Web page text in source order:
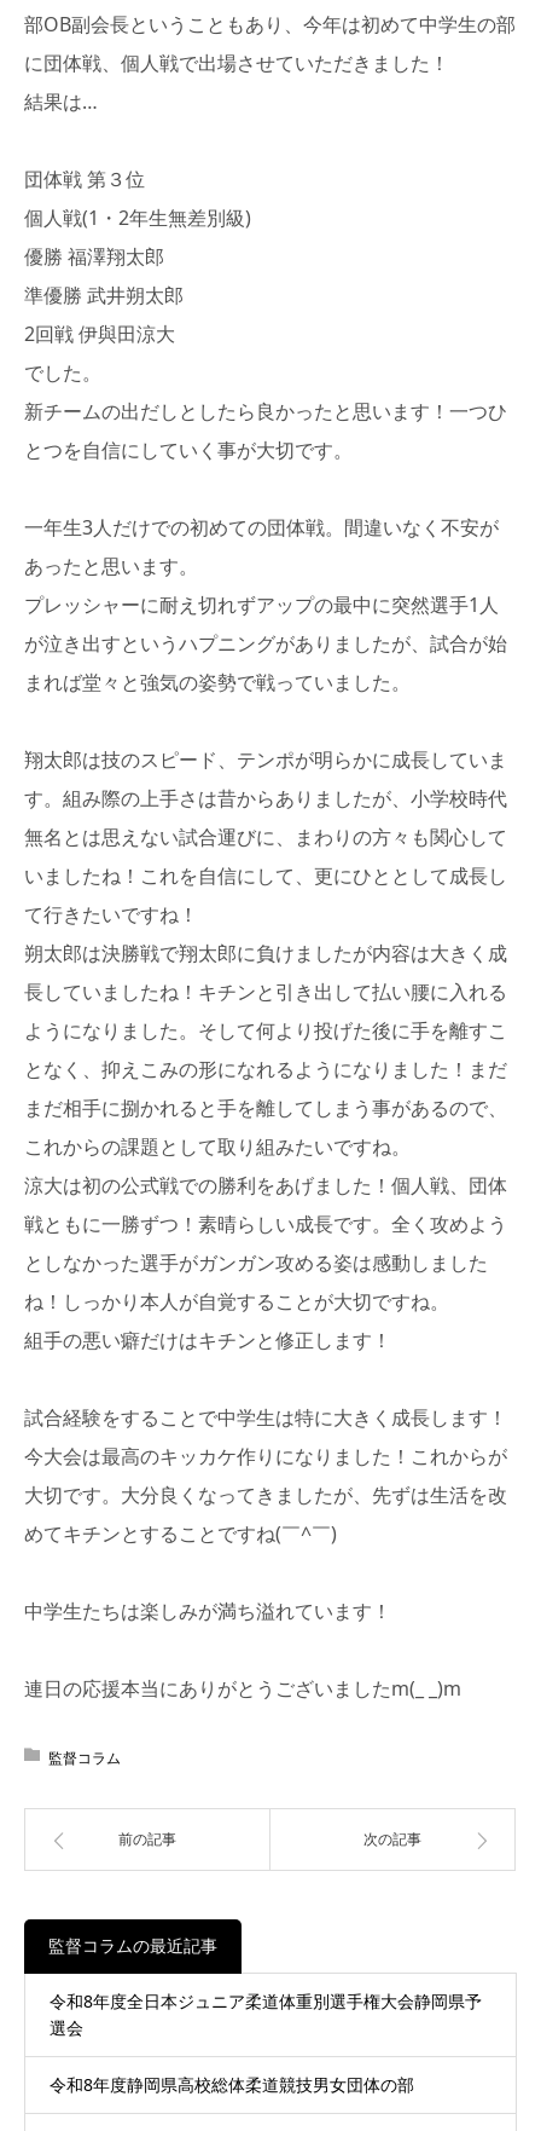
部OB副会長ということもあり、今年は初めて中学生の部
に団体戦、個人戦で出場させていただきました！
結果は…
団体戦 第３位
個人戦(1・2年生無差別級)
優勝 福澤翔太郎
準優勝 武井朔太郎
2回戦 伊與田涼大
でした。
新チームの出だしとしたら良かったと思います！一つひ
とつを自信にしていく事が大切です。
一年生3人だけでの初めての団体戦。間違いなく不安が
あったと思います。
プレッシャーに耐え切れずアップの最中に突然選手1人
が泣き出すというハプニングがありましたが、試合が始
まれば堂々と強気の姿勢で戦っていました。
翔太郎は技のスピード、テンポが明らかに成長していま
す。組み際の上手さは昔からありましたが、小学校時代
無名とは思えない試合運びに、まわりの方々も関心して
いましたね！これを自信にして、更にひととして成長し
て行きたいですね！
朔太郎は決勝戦で翔太郎に負けましたが内容は大きく成
長していましたね！キチンと引き出して払い腰に入れる
ようになりました。そして何より投げた後に手を離すこ
となく、抑えこみの形になれるようになりました！まだ
まだ相手に捌かれると手を離してしまう事があるので、
これからの課題として取り組みたいですね。
涼大は初の公式戦での勝利をあげました！個人戦、団体
戦ともに一勝ずつ！素晴らしい成長です。全く攻めよう
としなかった選手がガンガン攻める姿は感動しました
ね！しっかり本人が自覚することが大切ですね。
組手の悪い癖だけはキチンと修正します！
試合経験をすることで中学生は特に大きく成長します！
今大会は最高のキッカケ作りになりました！これからが
大切です。大分良くなってきましたが、先ずは生活を改
めてキチンとすることですね(￣^￣)ゞ
中学生たちは楽しみが満ち溢れています！
連日の応援本当にありがとうございましたm(_ _)m
監督コラム
前の記事 次の記事
監督コラムの最近記事
令和8年度全日本ジュニア柔道体重別選手権大会静岡県予
選会
令和8年度静岡県高校総体柔道競技男女団体の部